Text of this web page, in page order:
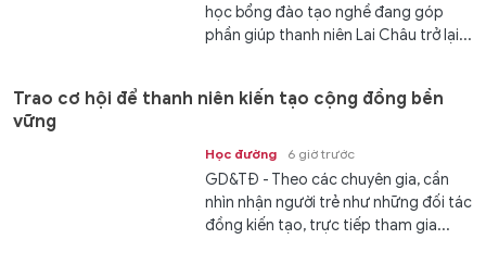
học bổng đào tạo nghề đang góp
phần giúp thanh niên Lai Châu trở lại...
Trao cơ hội để thanh niên kiến tạo cộng đồng bền
vững
Học đường 6 giờ trước
GD&TĐ - Theo các chuyên gia, cần
nhìn nhận người trẻ như những đối tác
đồng kiến tạo, trực tiếp tham gia...